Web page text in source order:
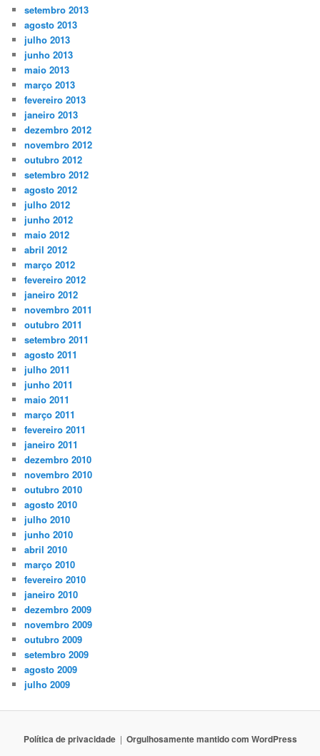
setembro 2013
agosto 2013
julho 2013
junho 2013
maio 2013
março 2013
fevereiro 2013
janeiro 2013
dezembro 2012
novembro 2012
outubro 2012
setembro 2012
agosto 2012
julho 2012
junho 2012
maio 2012
abril 2012
março 2012
fevereiro 2012
janeiro 2012
novembro 2011
outubro 2011
setembro 2011
agosto 2011
julho 2011
junho 2011
maio 2011
março 2011
fevereiro 2011
janeiro 2011
dezembro 2010
novembro 2010
outubro 2010
agosto 2010
julho 2010
junho 2010
abril 2010
março 2010
fevereiro 2010
janeiro 2010
dezembro 2009
novembro 2009
outubro 2009
setembro 2009
agosto 2009
julho 2009
Polí­tica de privacidade Orgulhosamente mantido com WordPress